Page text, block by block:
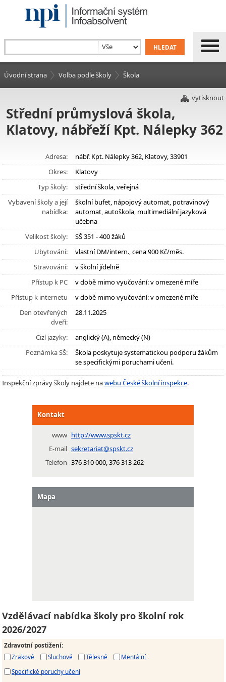
Úvodní strana Volba podle školy Škola
vytisknout
Střední průmyslová škola,
Klatovy, nábřeží Kpt. Nálepky 362
Adresa:
nábř. Kpt. Nálepky 362, Klatovy, 33901
Okres:
Klatovy
Typ školy:
střední škola, veřejná
Vybavení školy a její
nabídka:
školní bufet, nápojový automat, potravinový
automat, autoškola, multimediální jazyková
učebna
Velikost školy:
SŠ 351 - 400 žáků
Ubytování:
vlastní DM/intern., cena 900 Kč/měs.
Stravování:
v školní jídelně
Přístup k PC
v době mimo vyučování: v omezené míře
Přístup k internetu
v době mimo vyučování: v omezené míře
Den otevřených
dveří:
28.11.2025
Cizí jazyky:
anglický (A), německý (N)
Poznámka SŠ:
Škola poskytuje systematickou podporu žákům
se specifickými poruchami učení.
Inspekční zprávy školy najdete nawebu České školní inspekce.
Kontakt
www http://www.spskt.cz
E-mail sekretariat@spskt.cz
Telefon 376 310 000, 376 313 262
Mapa
Vzdělávací nabídka školy pro školní rok
2026/2027
Zdravotní postižení:
Zrakové
Sluchové Tělesné
Mentální
Specifické poruchy učení